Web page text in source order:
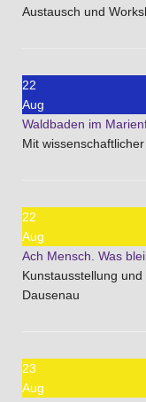
Austausch und
22
Aug
Waldbaden im
Mit
22
Aug
Ach Mensch. Was
Kunstausstellung
Dausenau
23
Aug